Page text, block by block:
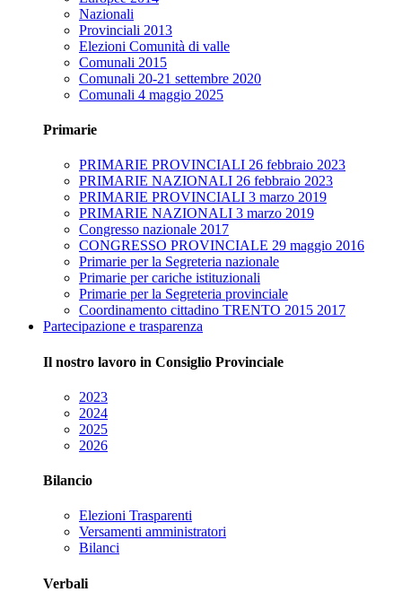
Nazionali
Provinciali 2013
Elezioni Comunità di valle
Comunali 2015
Comunali 20-21 settembre 2020
Comunali 4 maggio 2025
Primarie
PRIMARIE PROVINCIALI 26 febbraio 2023
PRIMARIE NAZIONALI 26 febbraio 2023
PRIMARIE PROVINCIALI 3 marzo 2019
PRIMARIE NAZIONALI 3 marzo 2019
Congresso nazionale 2017
CONGRESSO PROVINCIALE 29 maggio 2016
Primarie per la Segreteria nazionale
Primarie per cariche istituzionali
Primarie per la Segreteria provinciale
Coordinamento cittadino TRENTO 2015 2017
Partecipazione e trasparenza
Il nostro lavoro in Consiglio Provinciale
2023
2024
2025
2026
Bilancio
Elezioni Trasparenti
Versamenti amministratori
Bilanci
Verbali